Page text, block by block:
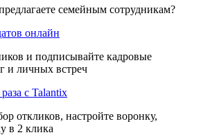
семейным сотрудникам?
онлайн
и подписывайте кадровые
и личных встреч
с Talantix
откликов, настройте воронку,
в 2 клика